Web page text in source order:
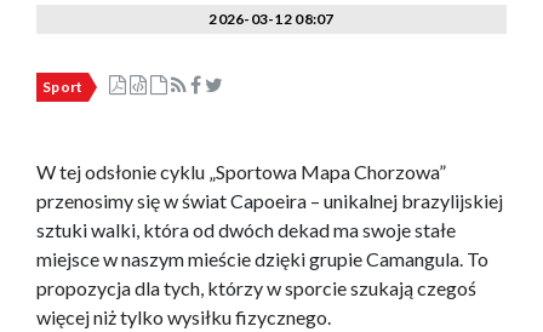
2026-03-12 08:07
Sport
W tej odsłonie cyklu „Sportowa Mapa Chorzowa”
przenosimy się w świat Capoeira – unikalnej brazylijskiej
sztuki walki, która od dwóch dekad ma swoje stałe
miejsce w naszym mieście dzięki grupie Camangula. To
propozycja dla tych, którzy w sporcie szukają czegoś
więcej niż tylko wysiłku fizycznego.